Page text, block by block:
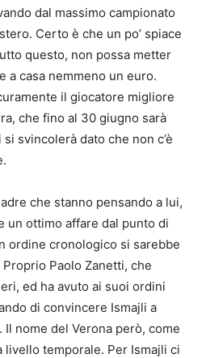
dal massimo campionato
Certo è che un po’ spiace
questo, non possa metter
a casa nemmeno un euro.
il giocatore migliore
che fino al 30 giugno sarà
svincolerà dato che non c’è
che stanno pensando a lui,
un ottimo affare dal punto di
ordine cronologico si sarebbe
Paolo Zanetti, che
ed ha avuto ai suoi ordini
di convincere Ismajli a
Il nome del Verona però, come
livello temporale. Per Ismajli ci